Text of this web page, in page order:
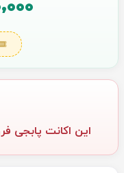
این اکانت پابجی